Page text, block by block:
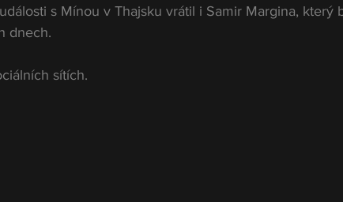
s Mínou v Thajsku vrátil i Samir Margina, který
dnech.
sítích.